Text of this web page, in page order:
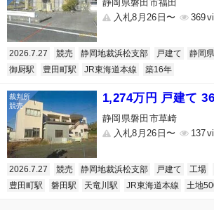
静岡県磐田市福田
入札8月26日〜
369
2026.7.27 競売 静岡地裁浜松支部 戸建て 静岡県
御厨駅
豊田町駅 JR東海道本線 築16年
1,274万円 戸建て
静岡県磐田市草崎
入札8月26日〜
137
2026.7.27 競売 静岡地裁浜松支部 戸建て 工場
豊田町駅
磐田駅 天竜川駅 JR東海道本線 土地